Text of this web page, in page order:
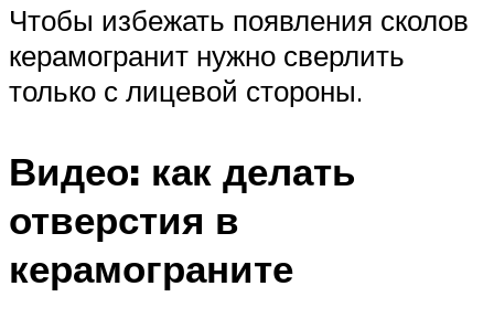
Чтобы избежать появления сколов
керамогранит нужно сверлить
только с лицевой стороны.
Видео: как делать
отверстия в
керамограните